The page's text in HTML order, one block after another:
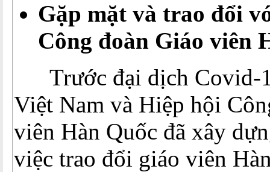
Gặp mặt và trao đổi
Công đoàn Giáo viên
Trước đại dịch Covid-
Việt Nam và Hiệp hội
viên Hàn Quốc đã xây
việc trao đổi giáo viên